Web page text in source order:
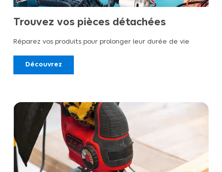
Trouvez vos pièces détachées
Réparez vos produits pour prolonger leur durée de vie
Découvrez